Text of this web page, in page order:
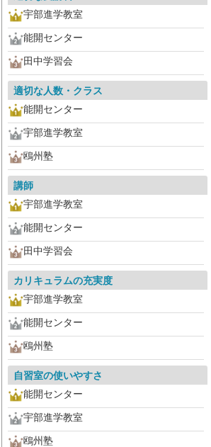
宇部進学教室
能開センター
田中学習会
適切な人数・クラス
能開センター
宇部進学教室
鴎州塾
講師
宇部進学教室
能開センター
田中学習会
カリキュラムの充実度
宇部進学教室
能開センター
鴎州塾
自習室の使いやすさ
能開センター
宇部進学教室
鴎州塾